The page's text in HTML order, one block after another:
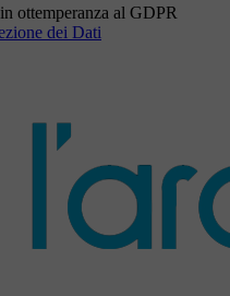
ottemperanza al GDPR
dei Dati